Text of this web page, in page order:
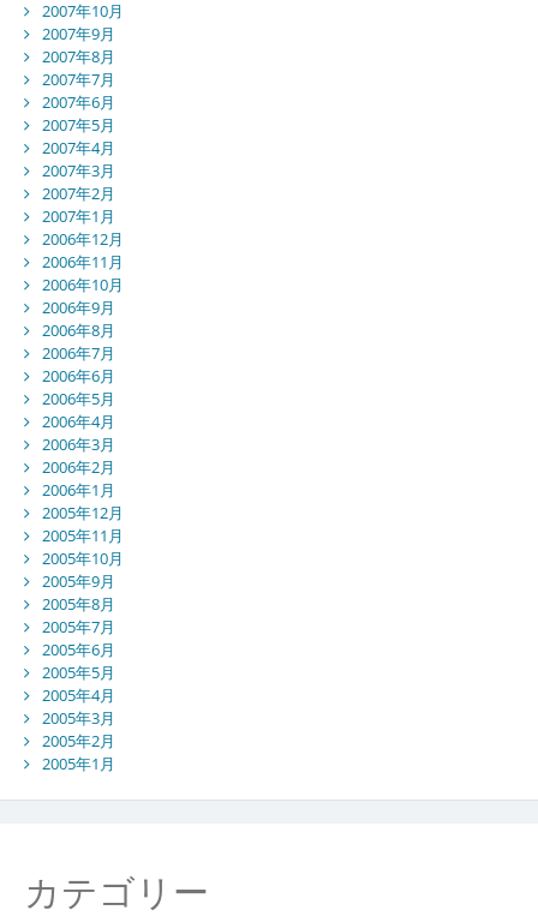
2007年10月
2007年9月
2007年8月
2007年7月
2007年6月
2007年5月
2007年4月
2007年3月
2007年2月
2007年1月
2006年12月
2006年11月
2006年10月
2006年9月
2006年8月
2006年7月
2006年6月
2006年5月
2006年4月
2006年3月
2006年2月
2006年1月
2005年12月
2005年11月
2005年10月
2005年9月
2005年8月
2005年7月
2005年6月
2005年5月
2005年4月
2005年3月
2005年2月
2005年1月
カテゴリー